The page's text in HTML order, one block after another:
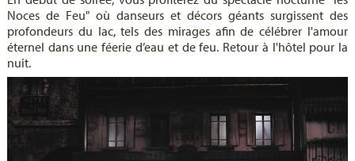
Noces de Feu" où danseurs et décors géants surgissent des
profondeurs du lac, tels des mirages afin de célébrer l'amour
éternel dans une féerie d’eau et de feu. Retour à l'hôtel pour la
nuit.